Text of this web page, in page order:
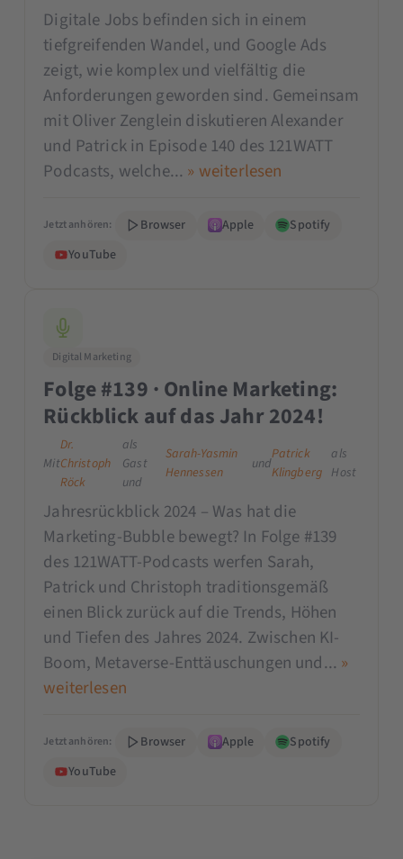
Digitale Jobs befinden sich in einem
tiefgreifenden Wandel, und Google Ads
zeigt, wie komplex und vielfältig die
Anforderungen geworden sind. Gemeinsam
mit Oliver Zenglein diskutieren Alexander
und Patrick in Episode 140 des 121WATT
Podcasts, welche... » weiterlesen
Jetzt anhören: Browser Apple
Spotify
YouTube
Digital Marketing
Folge #139 · Online Marketing:
Rückblick auf das Jahr 2024!
Mit
Dr.
Christoph
Röck
als
Gast
und
Sarah-Yasmin
Hennessen
und
Patrick
Klingberg
als
Host
Jahresrückblick 2024 – Was hat die
Marketing-Bubble bewegt? In Folge #139
des 121WATT-Podcasts werfen Sarah,
Patrick und Christoph traditionsgemäß
einen Blick zurück auf die Trends, Höhen
und Tiefen des Jahres 2024. Zwischen KI-
Boom, Metaverse-Enttäuschungen und... »
weiterlesen
Jetzt anhören: Browser Apple
Spotify
YouTube